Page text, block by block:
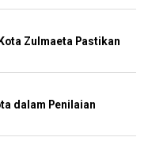
Zulmaeta Pastikan
dalam Penilaian